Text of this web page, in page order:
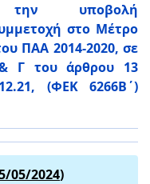
υποβολή
στο Μέτρο
ΠΑΑ 2014-2020, σε
Γ του άρθρου 13
(ΦΕΚ 6266Β΄)
/05/2024)